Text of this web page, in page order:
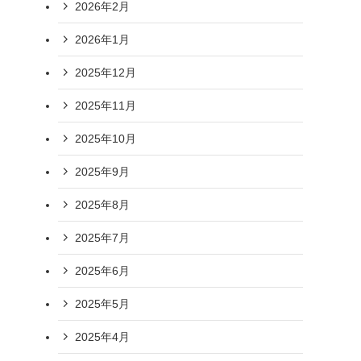
2026年2月
2026年1月
2025年12月
2025年11月
2025年10月
2025年9月
2025年8月
2025年7月
2025年6月
2025年5月
2025年4月